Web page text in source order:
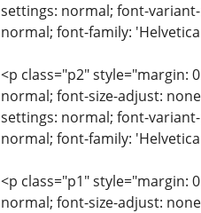
settings: normal; font-
normal; font-family:
<p class="p2"
normal; font-size-adjust:
settings: normal; font-
normal; font-family:
<p class="p1"
normal; font-size-adjust: